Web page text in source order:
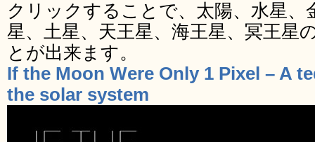
クリックすることで、太陽、水星、
星、土星、天王星、海王星、冥王星
とが出来ます。
If the Moon Were Only 1 Pixel – A
the solar system